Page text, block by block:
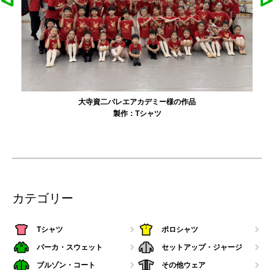
大寺資二バレエアカデミー様の作品
製作： Tシャツ
カテゴリー
Tシャツ ポロシャツ
パーカ・スウェット セットアップ・ジャージ
ブルゾン・コート その他ウェア